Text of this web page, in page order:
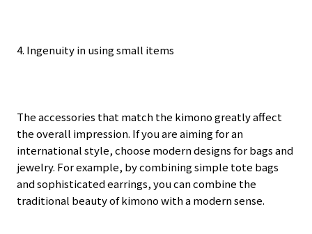
4. Ingenuity in using small items
The accessories that match the kimono greatly affect
the overall impression. If you are aiming for an
international style, choose modern designs for bags and
jewelry. For example, by combining simple tote bags
and sophisticated earrings, you can combine the
traditional beauty of kimono with a modern sense.